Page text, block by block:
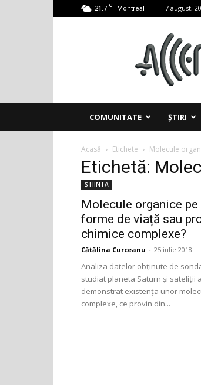
21.7 C Montreal 7 august,
Montreal
COMUNITATE ȘTIRI
Acasă Etichete Molecule
Etichetă:
ȘTIINTA
Molecule organice pe
forme de viață sau
chimice complexe?
Cătălina Curceanu - 25 iulie 2018
Analiza datelor obținute de
studiat planeta Saturn și sateliții
demonstrat existența unor
complexe, ce provin din...